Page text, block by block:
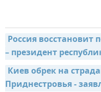
Россия восстановит
– президент
Киев обрек на
Приднестровья -